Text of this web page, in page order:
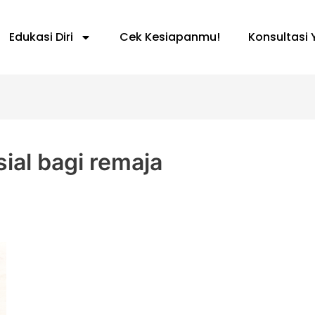
Edukasi Diri Cek Kesiapanmu! Konsultasi
bagi remaja